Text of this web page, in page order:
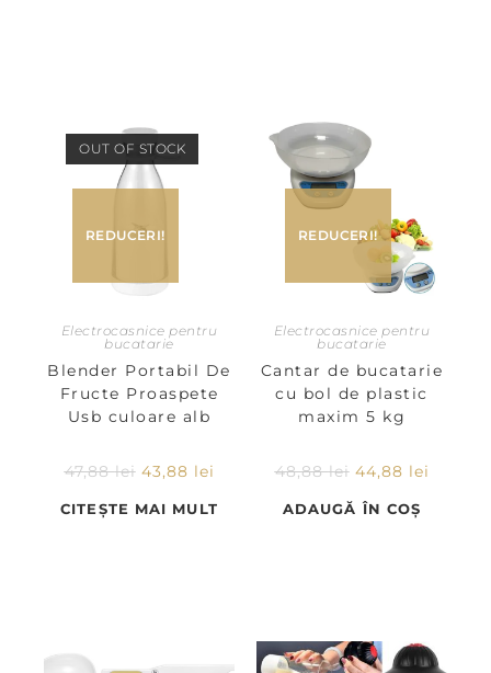
OUT OF STOCK
REDUCERI!
Electrocasnice pentru
bucatarie
Blender Portabil De
Fructe Proaspete
Usb culoare alb
47,88lei 43,88 lei
CITEȘTE MAI MULT
REDUCERI!
Electrocasnice pentru
bucatarie
Cantar de bucatarie
cu bol de plastic
maxim 5 kg
48,88lei 44,88 lei
ADAUGĂ ÎN COȘ